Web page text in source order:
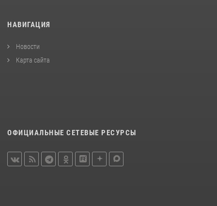
НАВИГАЦИЯ
Новости
Карта сайта
ОФИЦИАЛЬНЫЕ СЕТЕВЫЕ РЕСУРСЫ